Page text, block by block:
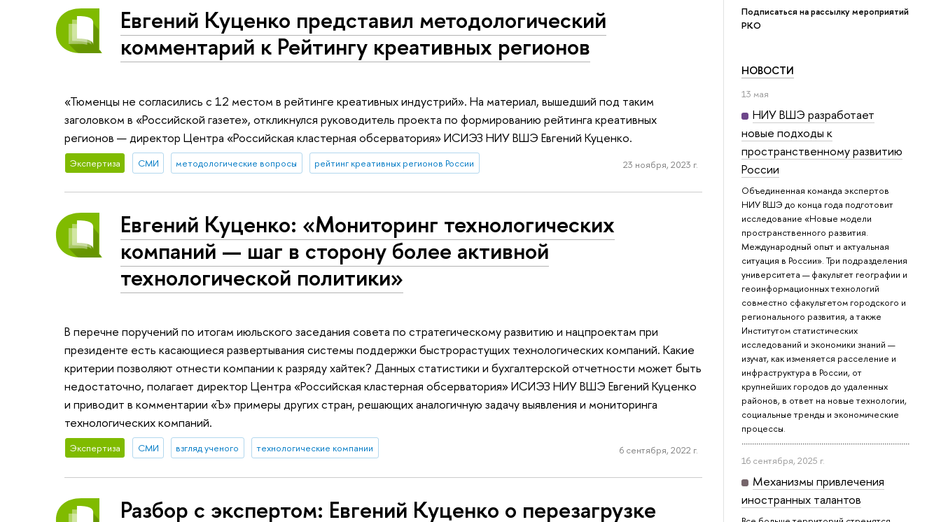
Подписаться на рассылку мероприятий
РКО
НОВОСТИ
13 мая
НИУ ВШЭ разработает
новые подходы к
пространственному развитию
России
Объединенная команда экспертов
НИУ ВШЭ до конца года подготовит
исследование «Новые модели
пространственного развития.
Международный опыт и актуальная
ситуация в России». Три подразделения
университета — факультет географии и
геоинформационных технологий
совместно сфакультетом городского и
регионального развития, а также
Институтом статистических
исследований и экономики знаний —
изучат, как изменяется расселение и
инфраструктура в России, от
крупнейших городов до удаленных
районов, в ответ на новые технологии,
социальные тренды и экономические
процессы.
16 сентября, 2025 г.
Механизмы привлечения
иностранных талантов
Евгений Куценко представил методологический
комментарий к Рейтингу креативных регионов
«Тюменцы не согласились с 12 местом в рейтинге креативных индустрий». На материал, вышедший под таким
заголовком в «Российской газете», откликнулся руководитель проекта по формированию рейтинга креативных
регионов — директор Центра «Российская кластерная обсерватория» ИСИЭЗ НИУ ВШЭ Евгений Куценко.
Экспертиза СМИ методологические вопросы рейтинг креативных регионов России 23 ноября, 2023 г.
Евгений Куценко: «Мониторинг технологических
компаний — шаг в сторону более активной
технологической политики»
В перечне поручений по итогам июльского заседания совета по стратегическому развитию и нацпроектам при
президенте есть касающиеся развертывания системы поддержки быстрорастущих технологических компаний. Какие
критерии позволяют отнести компании к разряду хайтек? Данных статистики и бухгалтерской отчетности может быть
недостаточно, полагает директор Центра «Российская кластерная обсерватория» ИСИЭЗ НИУ ВШЭ Евгений Куценко
и приводит в комментарии «Ъ» примеры других стран, решающих аналогичную задачу выявления и мониторинга
технологических компаний.
Экспертиза СМИ взгляд ученого технологические компании 6 сентября, 2022 г.
Разбор с экспертом: Евгений Куценко о перезагрузке